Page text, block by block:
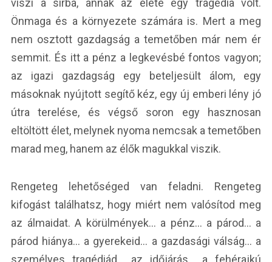
viszi a sírba, annak az élete egy tragédia volt.
Önmaga és a környezete számára is. Mert a meg
nem osztott gazdagság a temetőben már nem ér
semmit. És itt a pénz a legkevésbé fontos vagyon;
az igazi gazdagság egy beteljesült álom, egy
másoknak nyújtott segítő kéz, egy új emberi lény jó
útra terelése, és végső soron egy hasznosan
eltöltött élet, melynek nyoma nemcsak a temetőben
marad meg, hanem az élők magukkal viszik.
Rengeteg lehetőséged van feladni. Rengeteg
kifogást találhatsz, hogy miért nem valósítod meg
az álmaidat. A körülmények… a pénz… a párod… a
párod hiánya… a gyerekeid… a gazdasági válság… a
személyes tragédiád… az időjárás… a fehérajkú